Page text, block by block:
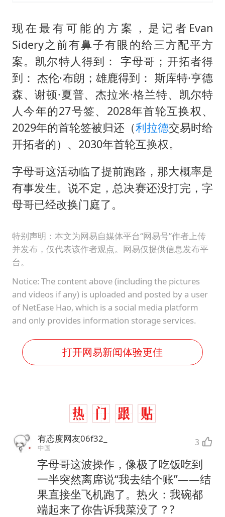
现在最有可能的方案，是记者Evan
Sidery之前有鼻子有眼的给三方配平方
案。凯尔特人得到： 字母哥；开拓者得
到： 杰伦·布朗；雄鹿得到： 斯库特·亨德
森、谢顿·夏普、杰拉米·格兰特、凯尔特
人今年的27号签、2028年首轮互换权、
2029年的首轮签被归还（利拉德交易时给
开拓者的）、2030年首轮互换权。
字母哥这活动临了提前跑路，那大概率是
有事发生。说不定，总决赛还没打完，字
母哥已经改换门庭了。
特别声明：本文为网易自媒体平台“网易号”作者上传
并发布，仅代表该作者观点。网易仅提供信息发布平
台。
Notice: The content above (including the pictures
and videos if any) is uploaded and posted by a user
of NetEase Hao, which is a social media platform
and only provides information storage services.
打开网易新闻体验更佳
有态度网友06f32_
中国 3
字母哥这波操作，像极了吃饭吃到
一半突然离席说“我去结个账”——结
果直接坐飞机跑了。热火：我碗都
端起来了你告诉我菜没了？?